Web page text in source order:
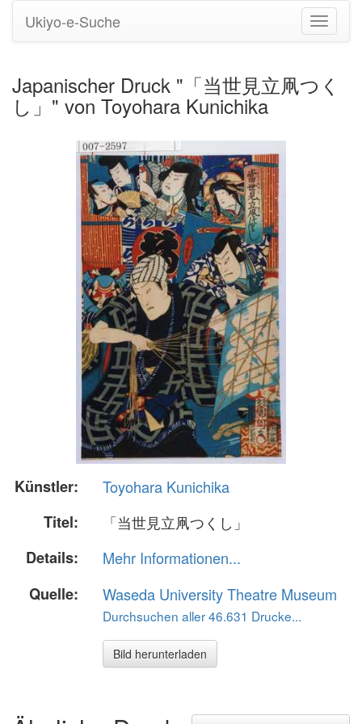
Ukiyo-e-Suche
Japanischer Druck "「当世見立凧つく
し」" von Toyohara Kunichika
Künstler:
Toyohara Kunichika
Titel:
「当世見立凧つくし」
Details:
Mehr Informationen...
Quelle:
Waseda University Theatre Museum
Durchsuchen aller 46.631 Drucke...
Bild herunterladen